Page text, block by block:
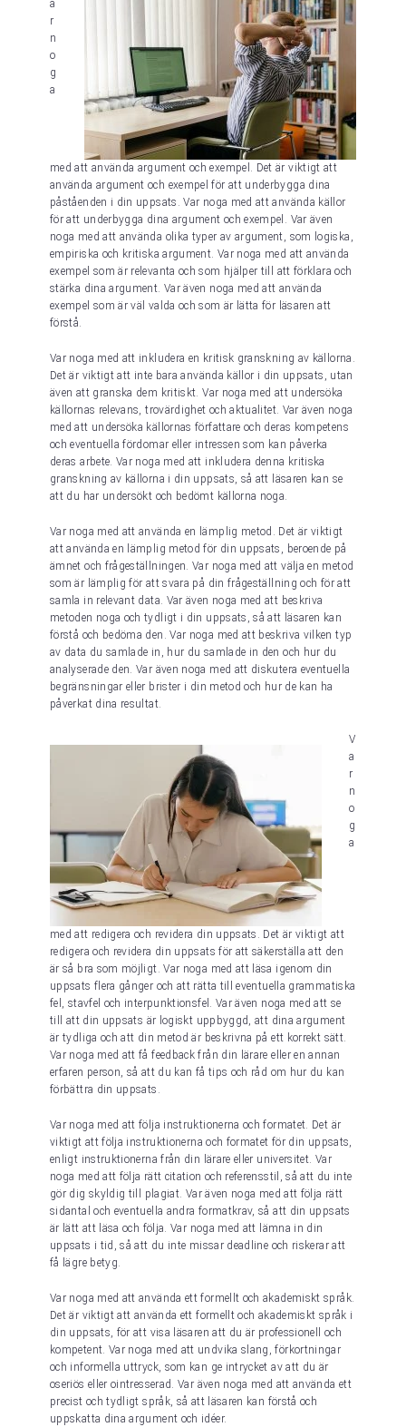
a
r
n
o
g
a
med att använda argument och exempel. Det är viktigt att
använda argument och exempel för att underbygga dina
påståenden i din uppsats. Var noga med att använda källor
för att underbygga dina argument och exempel. Var även
noga med att använda olika typer av argument, som logiska,
empiriska och kritiska argument. Var noga med att använda
exempel som är relevanta och som hjälper till att förklara och
stärka dina argument. Var även noga med att använda
exempel som är väl valda och som är lätta för läsaren att
förstå.
Var noga med att inkludera en kritisk granskning av källorna.
Det är viktigt att inte bara använda källor i din uppsats, utan
även att granska dem kritiskt. Var noga med att undersöka
källornas relevans, trovärdighet och aktualitet. Var även noga
med att undersöka källornas författare och deras kompetens
och eventuella fördomar eller intressen som kan påverka
deras arbete. Var noga med att inkludera denna kritiska
granskning av källorna i din uppsats, så att läsaren kan se
att du har undersökt och bedömt källorna noga.
Var noga med att använda en lämplig metod. Det är viktigt
att använda en lämplig metod för din uppsats, beroende på
ämnet och frågeställningen. Var noga med att välja en metod
som är lämplig för att svara på din frågeställning och för att
samla in relevant data. Var även noga med att beskriva
metoden noga och tydligt i din uppsats, så att läsaren kan
förstå och bedöma den. Var noga med att beskriva vilken typ
av data du samlade in, hur du samlade in den och hur du
analyserade den. Var även noga med att diskutera eventuella
begränsningar eller brister i din metod och hur de kan ha
påverkat dina resultat.
V
a
r
n
o
g
a
med att redigera och revidera din uppsats. Det är viktigt att
redigera och revidera din uppsats för att säkerställa att den
är så bra som möjligt. Var noga med att läsa igenom din
uppsats flera gånger och att rätta till eventuella grammatiska
fel, stavfel och interpunktionsfel. Var även noga med att se
till att din uppsats är logiskt uppbyggd, att dina argument
är tydliga och att din metod är beskrivna på ett korrekt sätt.
Var noga med att få feedback från din lärare eller en annan
erfaren person, så att du kan få tips och råd om hur du kan
förbättra din uppsats.
Var noga med att följa instruktionerna och formatet. Det är
viktigt att följa instruktionerna och formatet för din uppsats,
enligt instruktionerna från din lärare eller universitet. Var
noga med att följa rätt citation och referensstil, så att du inte
gör dig skyldig till plagiat. Var även noga med att följa rätt
sidantal och eventuella andra formatkrav, så att din uppsats
är lätt att läsa och följa. Var noga med att lämna in din
uppsats i tid, så att du inte missar deadline och riskerar att
få lägre betyg.
Var noga med att använda ett formellt och akademiskt språk.
Det är viktigt att använda ett formellt och akademiskt språk i
din uppsats, för att visa läsaren att du är professionell och
kompetent. Var noga med att undvika slang, förkortningar
och informella uttryck, som kan ge intrycket av att du är
oseriös eller ointresserad. Var även noga med att använda ett
precist och tydligt språk, så att läsaren kan förstå och
uppskatta dina argument och idéer.